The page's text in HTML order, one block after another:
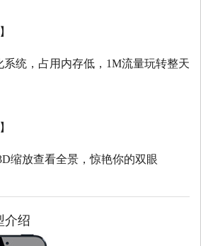
统，占用内存低， 1M流量玩转整天
缩放查看全景，惊艳你的双眼
介绍